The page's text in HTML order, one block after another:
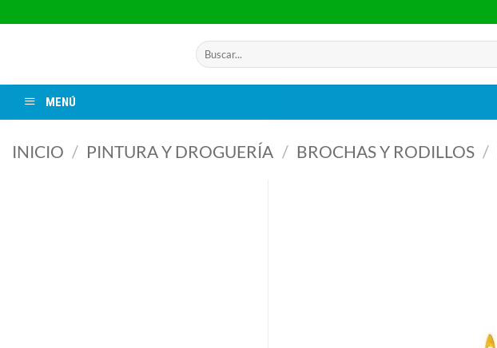
al
Buscar
por:
MENÚ
INICIO / PINTURA Y DROGUERÍA / BROCHAS Y RODILLOS /